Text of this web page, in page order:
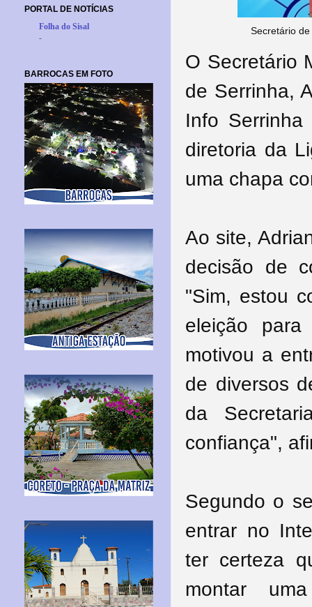
Secretário
O Secretário
de Serrinha,
Info
diretoria da
uma chapa
Ao site,
decisão de
"Sim, estou
eleição
motivou a
de diversos
da
confiança",
Segundo o
entrar no
ter certeza
montar
PORTAL DE NOTÍCIAS
Folha do Sisal
-
BARROCAS EM FOTO